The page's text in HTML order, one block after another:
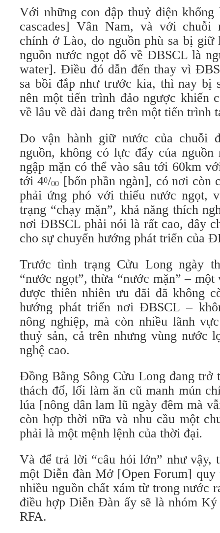
Với những con đập thuỷ điện
cascades] Vân Nam, và với chuỗi
chính ở Lào, do nguồn phù sa bị giữ
nguồn nước ngọt đổ về ĐBSCL là
water]. Điều đó dẫn đến thay vì
sa bồi đắp như trước kia, thì nay bị
nên một tiến trình đảo ngược khiến
về lâu về dài đang trên một tiến trình
Do vận hành giữ nước của chuỗi
nguồn, không có lực đẩy của
ngập mặn có thể vào sâu tới 60km
tới 40/00
[bốn phần ngàn], có nơi còn
phải ứng phó với thiếu nước ngọt,
trạng “chạy mặn”, khả năng thích
nơi ĐBSCL phải nói là rất cao, đây
cho sự chuyển hướng phát triển của
Trước tình trạng Cửu Long ngày
“nước ngọt”, thừa “nước mặn” –
được thiên nhiên ưu đãi đã không
hướng phát triển nơi ĐBSCL –
nông nghiệp, mà còn nhiều lãnh
thuỷ sản, cả trên nhưng vùng nước
nghệ cao.
Đồng Bằng Sông Cửu Long đang trở
thách đố, lối làm ăn cũ manh mún
lúa [nông dân lam lũ ngày đêm mà
còn hợp thời nữa và nhu cầu một
phải là một mệnh lệnh của thời đại.
Và để trả lời “câu hỏi lớn” như vậy,
một Diễn đàn Mở [Open Forum] quy
nhiều nguồn chất xám từ trong nước
điều hợp Diễn Đàn ấy sẽ là nhóm
RFA.